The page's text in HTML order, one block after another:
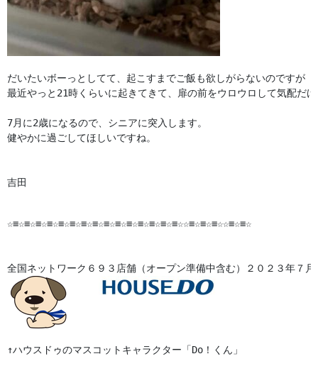
だいたいボーっとしてて、起こすまでご飯も欲しがらないのですが
最近やっと21時くらいに起きてきて、扉の前をウロウロして気配だ
7月に2歳になるので、シニアに突入します。
健やかに過ごしてほしいですね。
吉田
☆≡☆≡☆≡☆≡☆≡☆≡☆≡☆≡☆≡☆≡☆≡☆≡☆≡☆≡☆≡☆☆≡☆≡☆≡☆☆≡☆≡☆
全国ネットワーク６９３店舗（オープン準備中含む）２０２３年７月
↑ハウスドゥのマスコットキャラクター「Do！くん」